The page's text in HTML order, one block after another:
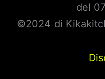
del
©2024 di